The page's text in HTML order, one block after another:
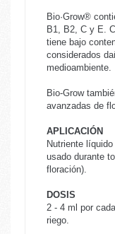
Bio·Grow®
B1, B2, C y E.
tiene bajo
considerados
medioambiente.
Bio-Grow
avanzadas de
APLICACIÓN
Nutriente
usado durante
floración).
DOSIS
2 - 4 ml por
riego.